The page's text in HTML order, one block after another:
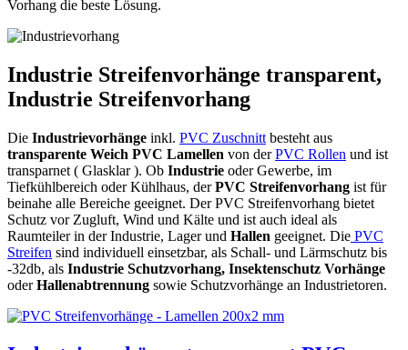
Vorhang die beste Lösung.
Industrie Streifenvorhänge transparent,
Industrie Streifenvorhang
Die Industrievorhänge inkl. PVC Zuschnitt besteht aus
transparente Weich PVC Lamellen von derPVC Rollen und ist
transparnet ( Glasklar ). Ob Industrie oder Gewerbe, im
Tiefkühlbereich oder Kühlhaus, derPVC Streifenvorhang ist für
beinahe alle Bereiche geeignet. Der PVC Streifenvorhang bietet
Schutz vor Zugluft, Wind und Kälte und ist auch ideal als
Raumteiler in der Industrie, Lager und Hallen geeignet. Die PVC
Streifen sind individuell einsetzbar, als Schall- und Lärmschutz bis
-32db, als Industrie Schutzvorhang, Insektenschutz Vorhänge
oderHallenabtrennung sowie Schutzvorhänge an Industrietoren.